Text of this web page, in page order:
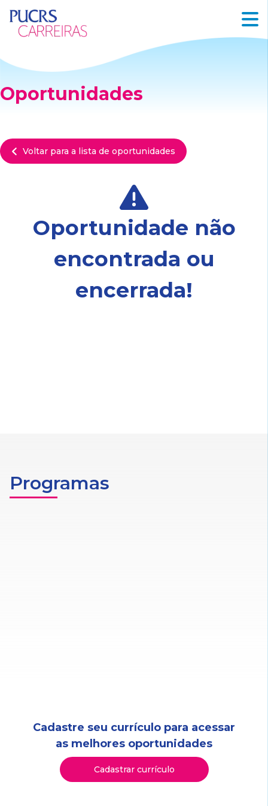
Oportunidades
Voltar para a lista de oportunidades
Oportunidade não
encontrada ou
encerrada!
Programas
Cadastre seu currículo para acessar
as melhores oportunidades
Cadastrar currículo